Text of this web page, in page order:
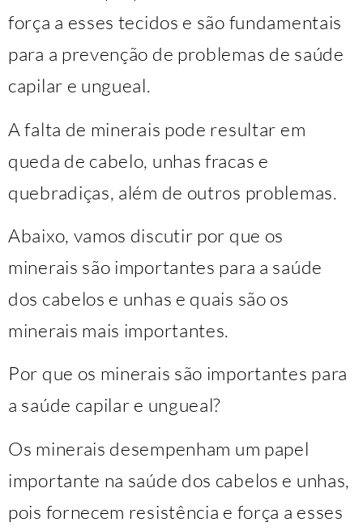
força a esses tecidos e são fundamentais
para a prevenção de problemas de saúde
capilar e ungueal.
A falta de minerais pode resultar em
queda de cabelo, unhas fracas e
quebradiças, além de outros problemas.
Abaixo, vamos discutir por que os
minerais são importantes para a saúde
dos cabelos e unhas e quais são os
minerais mais importantes.
Por que os minerais são importantes para
a saúde capilar e ungueal?
Os minerais desempenham um papel
importante na saúde dos cabelos e unhas,
pois fornecem resistência e força a esses